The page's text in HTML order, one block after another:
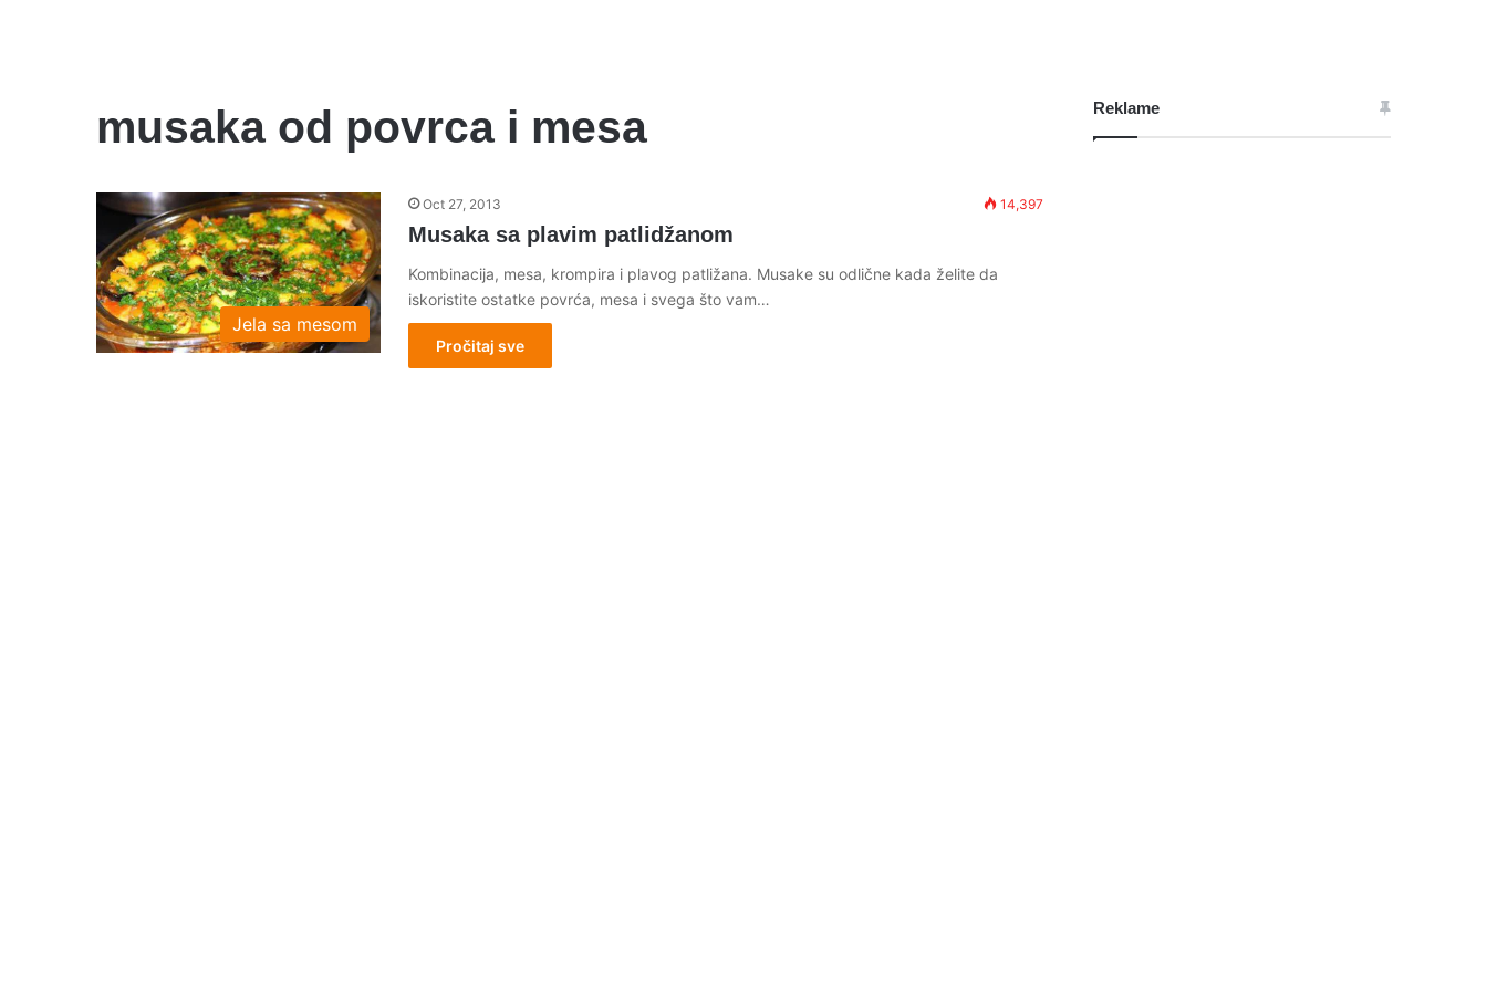
musaka od povrca i mesa
Jela sa mesom
Oct 27, 2013 14,397
Musaka sa plavim patlidžanom
Kombinacija, mesa, krompira i plavog patližana. Musake su odlične kada želite da
iskoristite ostatke povrća, mesa i svega što vam…
Pročitaj sve
Reklame